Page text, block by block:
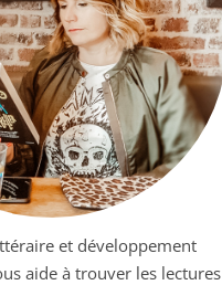
et développement
aide à trouver les lectures